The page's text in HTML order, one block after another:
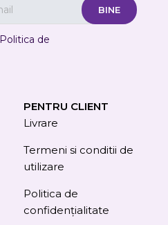
Politica de
PENTRU CLIENT
Livrare
Termeni si conditii de
utilizare
Politica de
confidențialitate